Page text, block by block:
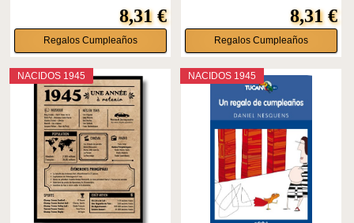
8,31 €
Regalos Cumpleaños
8,31 €
Regalos Cumpleaños
NACIDOS 1945 NACIDOS 1945